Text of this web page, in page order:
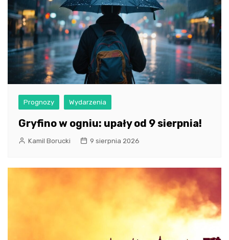
Prognozy Wydarzenia
Gryfino w ogniu: upały od 9 sierpnia!
Kamil Borucki 9 sierpnia 2026